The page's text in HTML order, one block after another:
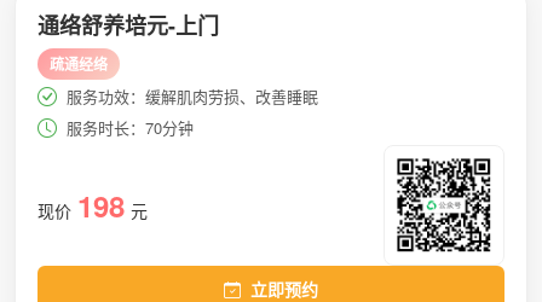
通络舒养培元-上门
疏通经络
服务功效：缓解肌肉劳损、改善睡眠
服务时长：70分钟
现价 198 元
立即预约